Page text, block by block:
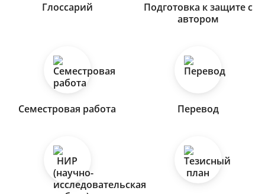
Глоссарий
Подготовка к защите с
автором
Семестровая работа Перевод